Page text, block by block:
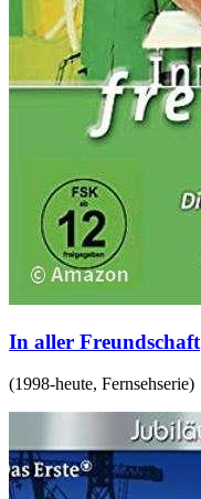
In aller Freundschaft
(1998-heute, Fernsehserie)